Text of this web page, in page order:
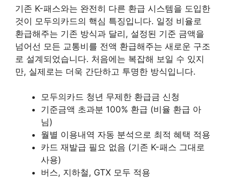
기존 K-패스와는 완전히 다른 환급 시스템을 도입한
것이 모두의카드의 핵심 특징입니다. 일정 비율로
환급해주는 기존 방식과 달리, 설정된 기준 금액을
넘어선 모든 교통비를 전액 환급해주는 새로운 구조
로 설계되었습니다. 처음에는 복잡해 보일 수 있지
만, 실제로는 더욱 간단하고 투명한 방식입니다.
모두의카드 청년 무제한 환급금 신청
기준금액 초과분 100% 환급 (비율 환급 아
님)
월별 이용내역 자동 분석으로 최적 혜택 적용
카드 재발급 필요 없음 (기존 K-패스 그대로
사용)
버스, 지하철, GTX 모두 적용